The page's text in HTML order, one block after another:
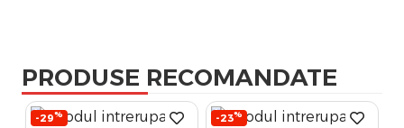
PRODUSE RECOMANDATE
-29% -23%